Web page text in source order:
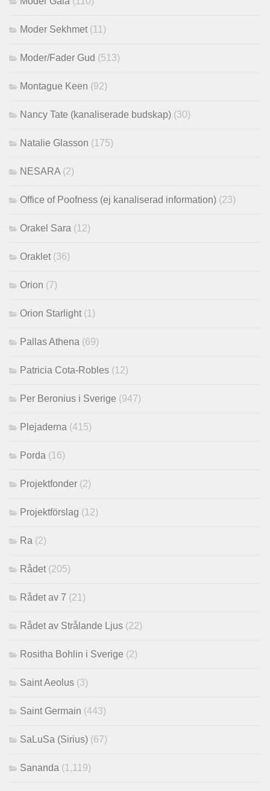
Moder Sekhmet (11)
Moder/Fader Gud (513)
Montague Keen (92)
Nancy Tate (kanaliserade budskap) (30)
Natalie Glasson (175)
NESARA (2)
Office of Poofness (ej kanaliserad information) (23)
Orakel Sara (12)
Oraklet (36)
Orion (7)
Orion Starlight (1)
Pallas Athena (69)
Patricia Cota-Robles (12)
Per Beronius i Sverige (947)
Plejaderna (415)
Porda (16)
Projektfonder (2)
Projektförslag (12)
Ra (2)
Rådet (205)
Rådet av 7 (21)
Rådet av Strålande Ljus (22)
Rositha Bohlin i Sverige (2)
Saint Aeolus (3)
Saint Germain (443)
SaLuSa (Sirius) (67)
Sananda (1,119)